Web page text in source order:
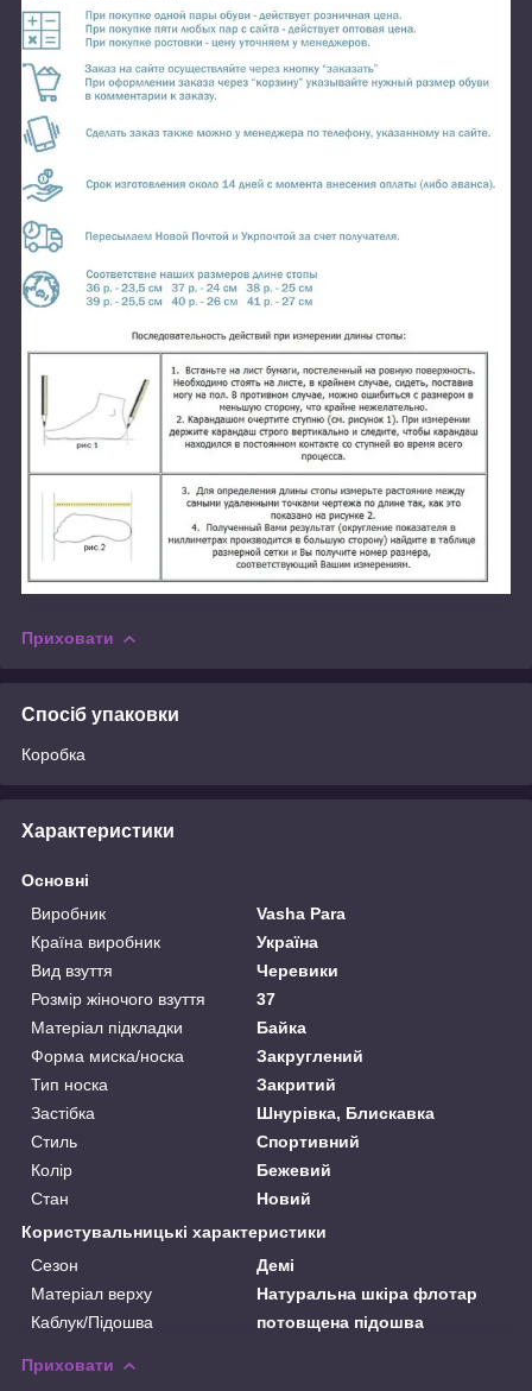
Приховати
Спосіб упаковки
Коробка
Характеристики
Основні
Виробник
Vasha Para
Країна виробник
Україна
Вид взуття
Черевики
Розмір жіночого взуття
37
Матеріал підкладки
Байка
Форма миска/носка
Закруглений
Тип носка
Закритий
Застібка
Шнурівка, Блискавка
Стиль
Спортивний
Колір
Бежевий
Стан
Новий
Користувальницькі характеристики
Сезон
Демі
Матеріал верху
Натуральна шкіра флотар
Каблук/Підошва
потовщена підошва
Приховати